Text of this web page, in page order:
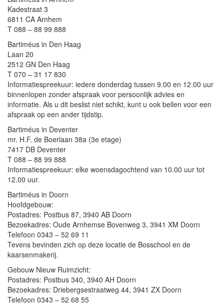
Kadestraat 3
6811 CA Arnhem
T 088 – 88 99 888
Bartiméus in Den Haag
Laan 20
2512 GN Den Haag
T 070 – 31 17 830
Informatiespreekuur: iedere donderdag tussen 9.00 en 12.00 uur
binnenlopen zonder afspraak voor persoonlijk advies en
informatie. Als u dit beslist niet schikt, kunt u ook bellen voor een
afspraak op een ander tijdstip.
Bartiméus in Deventer
mr. H.F. de Boerlaan 38a (3e etage)
7417 DB Deventer
T 088 – 88 99 888
Informatiespreekuur: elke woensdagochtend van 10.00 uur tot
12.00 uur.
Bartiméus in Doorn
Hoofdgebouw:
Postadres: Postbus 87, 3940 AB Doorn
Bezoekadres: Oude Arnhemse Bovenweg 3, 3941 XM Doorn
Telefoon 0343 – 52 69 11
Tevens bevinden zich op deze locatie de Bosschool en de
kaarsenmakerij.
Gebouw Nieuw Ruimzicht:
Postadres: Postbus 340, 3940 AH Doorn
Bezoekadres: Driebergsestraatweg 44, 3941 ZX Doorn
Telefoon 0343 – 52 68 55